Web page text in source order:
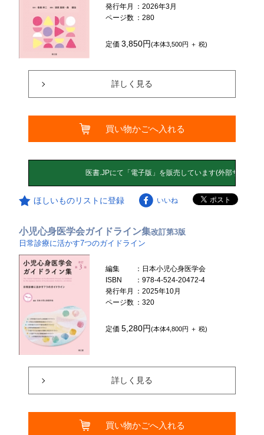
発行年月
：2026年3月
ページ数 ：280
定価3,850円(本体3,500円 ＋ 税)
詳しく見る
買い物かごへ入れる
ほしいものリストに登録 いいね
小児心身医学会ガイドライン集改訂第3版
日常診療に活かす7つのガイドライン
編集
：日本小児心身医学会
ISBN
：978-4-524-20472-4
発行年月
：2025年10月
ページ数 ：320
定価5,280円(本体4,800円 ＋ 税)
詳しく見る
買い物かごへ入れる